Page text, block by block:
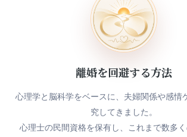
離婚を回避する方法
心理学と脳科学をベースに、夫婦関係や感情
究してきました。
心理士の民間資格を保有し、これまで数多